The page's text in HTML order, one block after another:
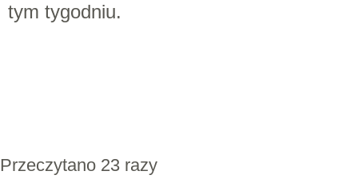
tym tygodniu.
Przeczytano 23 razy